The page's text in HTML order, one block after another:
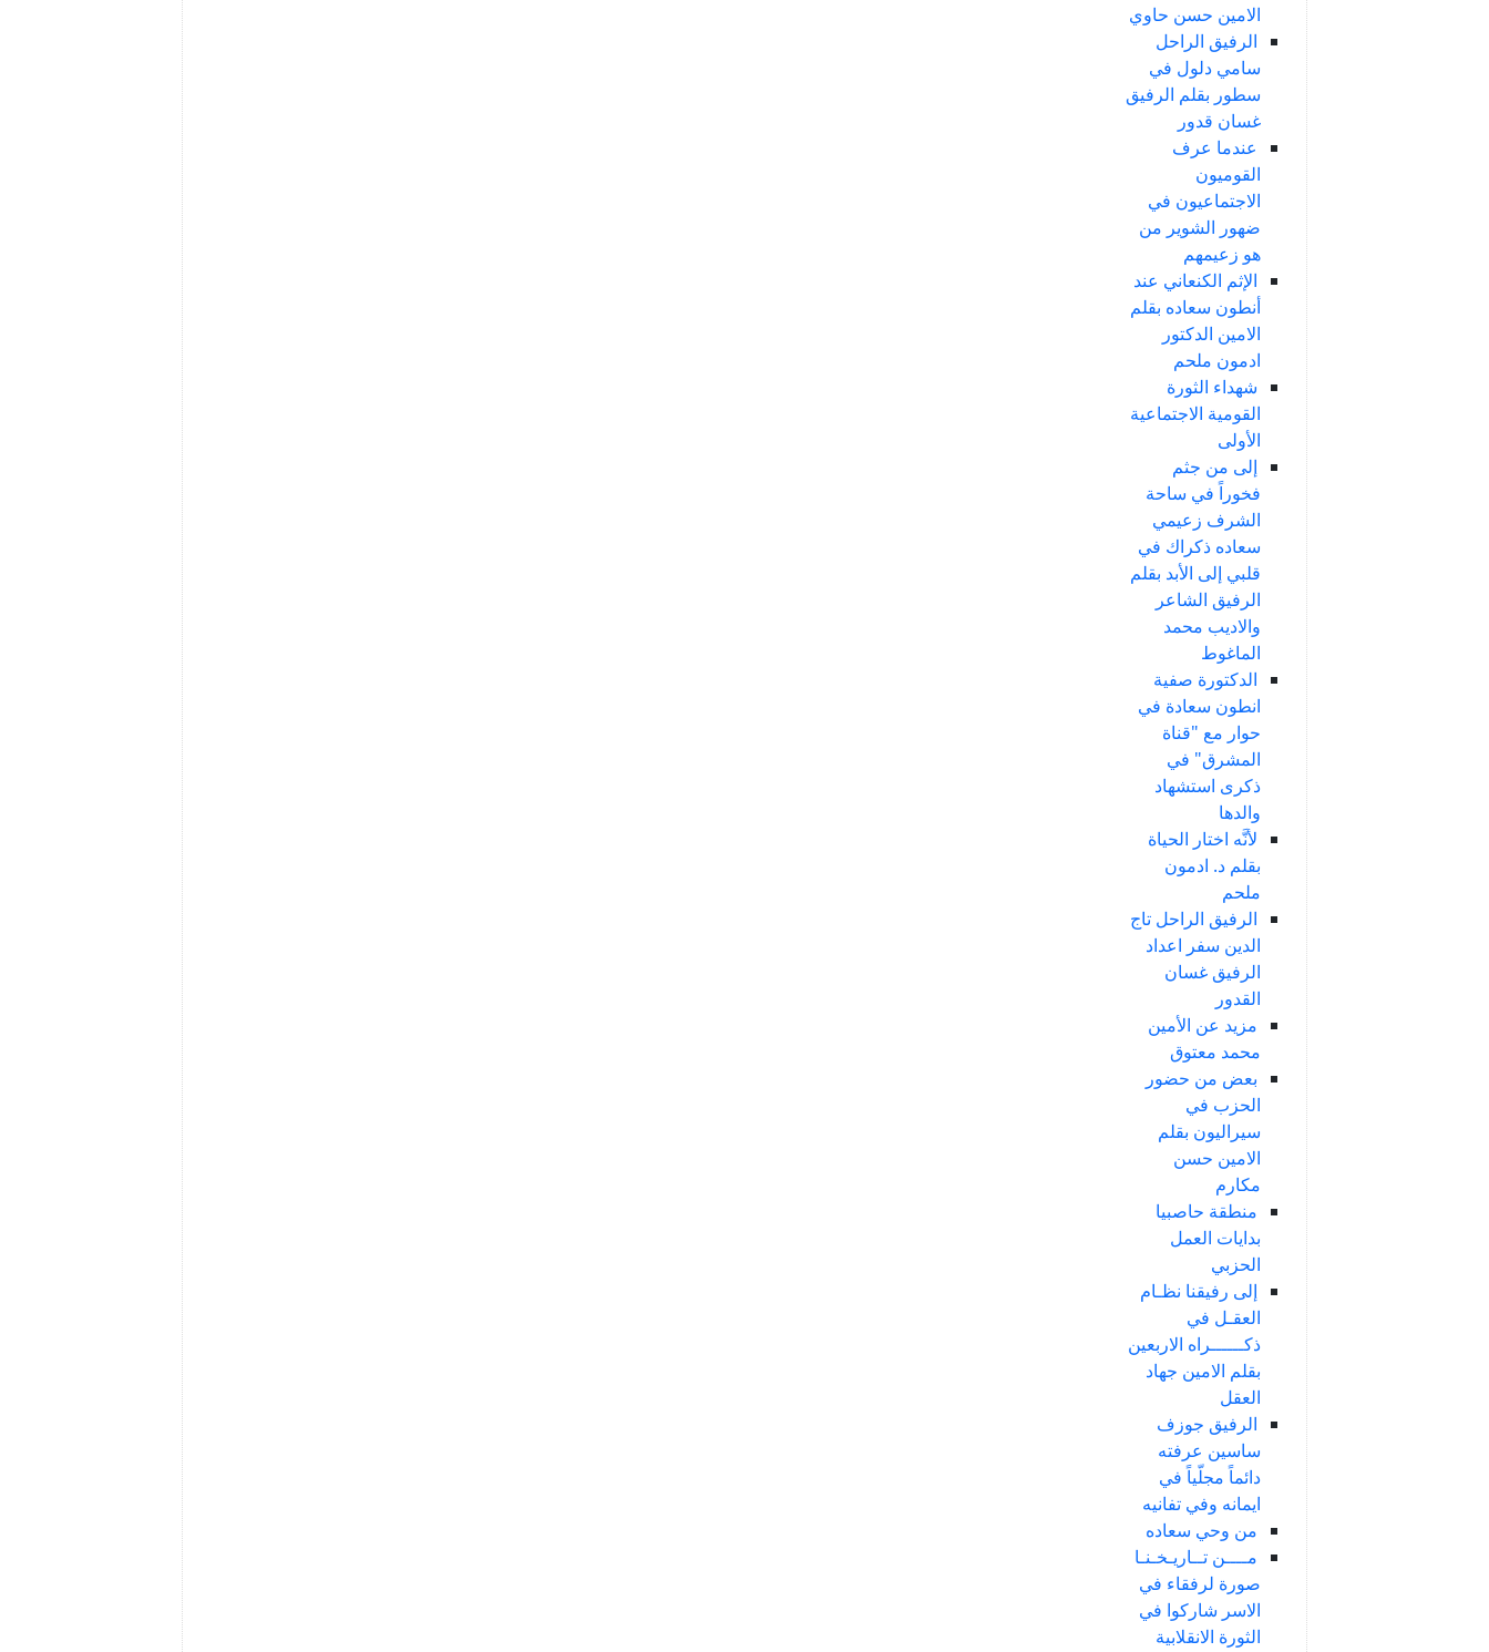
الامين حسن حاوي
الرفيق الراحل
سامي دلول في
سطور بقلم الرفيق
غسان قدور
عندما عرف
القوميون
الاجتماعيون في
ضهور الشوير من
هو زعيمهم
الإثم الكنعاني عند
أنطون سعاده بقلم
الامين الدكتور
ادمون ملحم
شهداء الثورة
القومية الاجتماعية
الأولى
إلى من جثم
فخوراً في ساحة
الشرف زعيمي
سعاده ذكراك في
قلبي إلى الأبد بقلم
الرفيق الشاعر
والاديب محمد
الماغوط
الدكتورة صفية
انطون سعادة في
حوار مع "قناة
المشرق" في
ذكرى استشهاد
والدها
لأنَّه اختار الحياة
بقلم د. ادمون
ملحم
الرفيق الراحل تاج
الدين سفر اعداد
الرفيق غسان
القدور
مزيد عن الأمين
محمد معتوق
بعض من حضور
الحزب في
سيراليون بقلم
الامين حسن
مكارم
منطقة حاصبيا
بدايات العمل
الحزبي
إلى رفيقنا نظـام
العقـل في
ذكــــــراه الاربعين
بقلم الامين جهاد
العقل
الرفيق جوزف
ساسين عرفته
دائماً مجلّياً في
ايمانه وفي تفانيه
من وحي سعاده
مــــن تــاريـخـنـا
صورة لرفقاء في
الاسر شاركوا في
الثورة الانقلابية